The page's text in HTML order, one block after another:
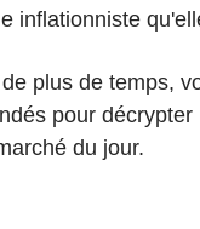
inflationniste
plus de temps,
pour décrypter
du jour.